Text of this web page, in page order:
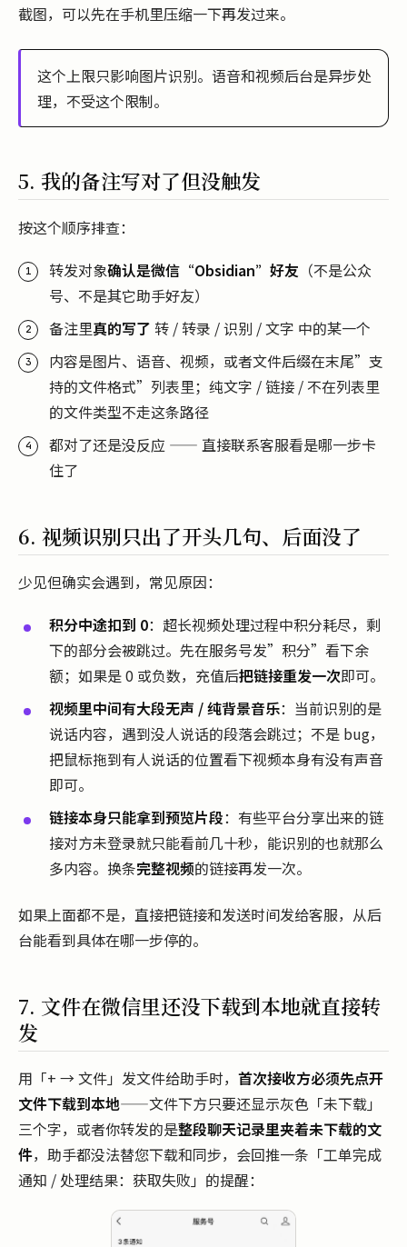
截图，可以先在手机里压缩一下再发过来。
这个上限只影响图片识别。语音和视频后台是异步处
理，不受这个限制。
5. 我的备注写对了但没触发
按这个顺序排查：
转发对象确认是微信“Obsidian”好友 （不是公众
号、不是其它助手好友）
备注里真的写了 转 / 转录 / 识别 / 文字 中的某一个
内容是图片、语音、视频，或者文件后缀在末尾”支
持的文件格式”列表里；纯文字 / 链接 / 不在列表里
的文件类型不走这条路径
都对了还是没反应 —— 直接联系客服看是哪一步卡
住了
6. 视频识别只出了开头几句、后面没了
少见但确实会遇到，常见原因：
积分中途扣到 0：超长视频处理过程中积分耗尽，剩
下的部分会被跳过。先在服务号发”积分”看下余
额；如果是 0 或负数，充值后把链接重发一次即可。
视频里中间有大段无声 / 纯背景音乐：当前识别的是
说话内容，遇到没人说话的段落会跳过；不是 bug，
把鼠标拖到有人说话的位置看下视频本身有没有声音
即可。
链接本身只能拿到预览片段：有些平台分享出来的链
接对方未登录就只能看前几十秒，能识别的也就那么
多内容。换条完整视频的链接再发一次。
如果上面都不是，直接把链接和发送时间发给客服，从后
台能看到具体在哪一步停的。
7. 文件在微信里还没下载到本地就直接转
发
用「+ → 文件」发文件给助手时， 首次接收方必须先点开
文件下载到本地——文件下方只要还显示灰色「未下载」
三个字，或者你转发的是整段聊天记录里夹着未下载的文
件，助手都没法替您下载和同步，会回推一条「工单完成
通知 / 处理结果：获取失败」的提醒：